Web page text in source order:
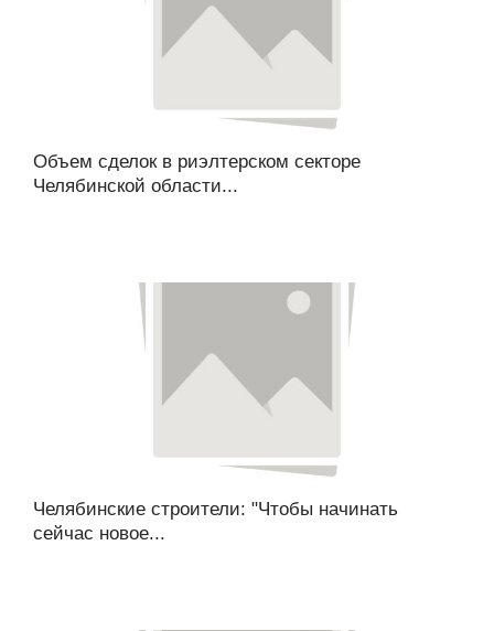
Объем сделок в риэлтерском секторе
Челябинской области...
Челябинские строители: "Чтобы начинать
сейчас новое...